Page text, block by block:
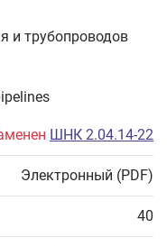
и трубопроводов
ШНК 2.04.14-22
Электронный (PDF)
40